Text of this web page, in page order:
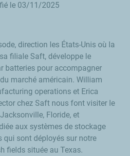
le 03/11/2025
direction les États-Unis où la
filiale Saft, développe le
batteries pour accompagner
marché américain. William
operations et Erica
chez Saft nous font visiter le
Floride, et
aux systèmes de stockage
qui sont déployés sur notre
fields située au Texas.